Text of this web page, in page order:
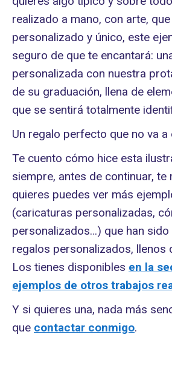
realizado a mano, con arte,
personalizado y único, este
seguro de que te encantará:
personalizada con nuestra
de su graduación, llena de
que se sentirá totalmente
Un regalo perfecto que no va a
Te cuento cómo hice esta
siempre, antes de continuar, te
quieres puedes ver más
(caricaturas personalizadas,
personalizados…) que han
regalos personalizados, llenos
Los tienes disponibles en la
ejemplos de otros trabajos
Y si quieres una, nada más
que contactar conmigo.